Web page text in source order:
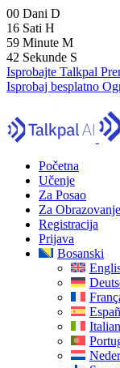
00 Dani D
16 Sati H
59 Minute M
41 Sekunde S
Isprobajte Talkpal
Isprobaj besplatno
Početna
Učenje
Za Posao
Za Obrazovanje
Registracija
Prijava
Bosanski